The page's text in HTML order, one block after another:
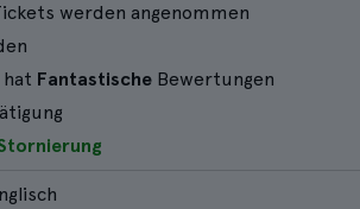
werden angenommen
Fantastische Bewertungen